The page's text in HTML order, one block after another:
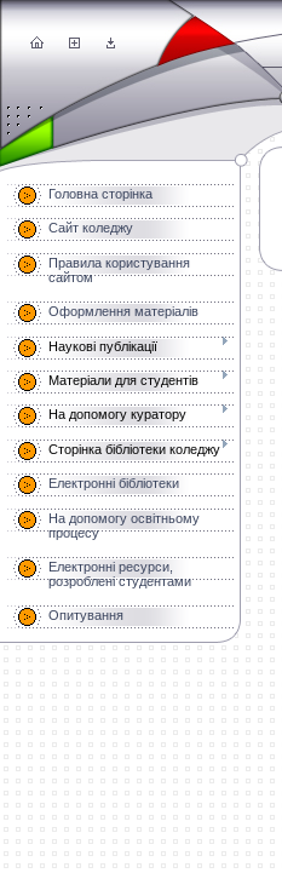
Головна сторінка
Сайт коледжу
Правила користування
сайтом
Оформлення матеріалів
Наукові публікації
Матеріали для студентів
На допомогу куратору
Сторінка бібліотеки коледжу
Електронні бібліотеки
На допомогу освітньому
процесу
Електронні ресурси,
розроблені студентами
Опитування